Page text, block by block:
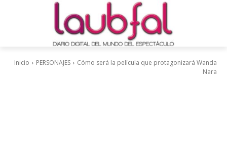
Inicio PERSONAJES
Cómo será la película que protagonizará Wanda
Nara